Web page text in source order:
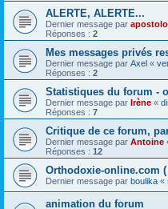
ALERTE, ALERTE...
Dernier message par
Réponses : 2
Mes messages privés
Dernier message par Axel «
Réponses : 2
Statistiques du forum -
Dernier message par Irène «
Réponses : 7
Critique de ce forum,
Dernier message par Antoine
Réponses : 12
Orthodoxie-online.com (
Dernier message par boulika «
animation du forum